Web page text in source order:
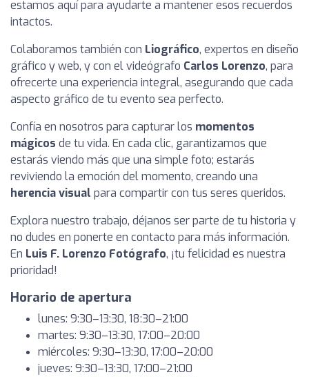
estamos aquí para ayudarte a mantener esos recuerdos
intactos.
Colaboramos también con Liográfico, expertos en diseño
gráfico y web, y con el videógrafo Carlos Lorenzo, para
ofrecerte una experiencia integral, asegurando que cada
aspecto gráfico de tu evento sea perfecto.
Confía en nosotros para capturar los momentos
mágicos de tu vida. En cada clic, garantizamos que
estarás viendo más que una simple foto; estarás
reviviendo la emoción del momento, creando una
herencia visual para compartir con tus seres queridos.
Explora nuestro trabajo, déjanos ser parte de tu historia y
no dudes en ponerte en contacto para más información.
En Luis F. Lorenzo Fotógrafo, ¡tu felicidad es nuestra
prioridad!
Horario de apertura
lunes: 9:30–13:30, 18:30–21:00
martes: 9:30–13:30, 17:00–20:00
miércoles: 9:30–13:30, 17:00–20:00
jueves: 9:30–13:30, 17:00–21:00